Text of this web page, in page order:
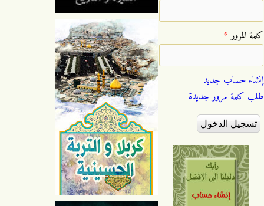
‏كلمة المرور ‏*
إنشاء حساب جديد
طلب كلمة مرور جديدة